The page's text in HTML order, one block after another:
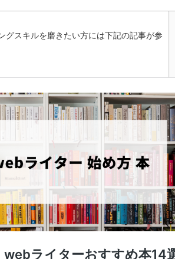
グスキルを磨きたい方には下記の記事が参